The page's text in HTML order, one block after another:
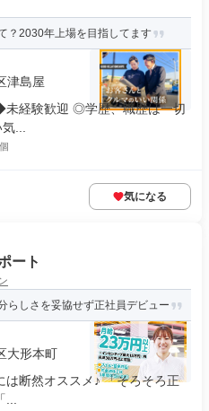
？2030年上場を目指してます
津島屋
経験歓迎 ◎学歴、職歴は一切
...
気になる
ート
らしさを妥協せず正社員デビュー
大形本町
断然オススメ♪ 「そろそろ正